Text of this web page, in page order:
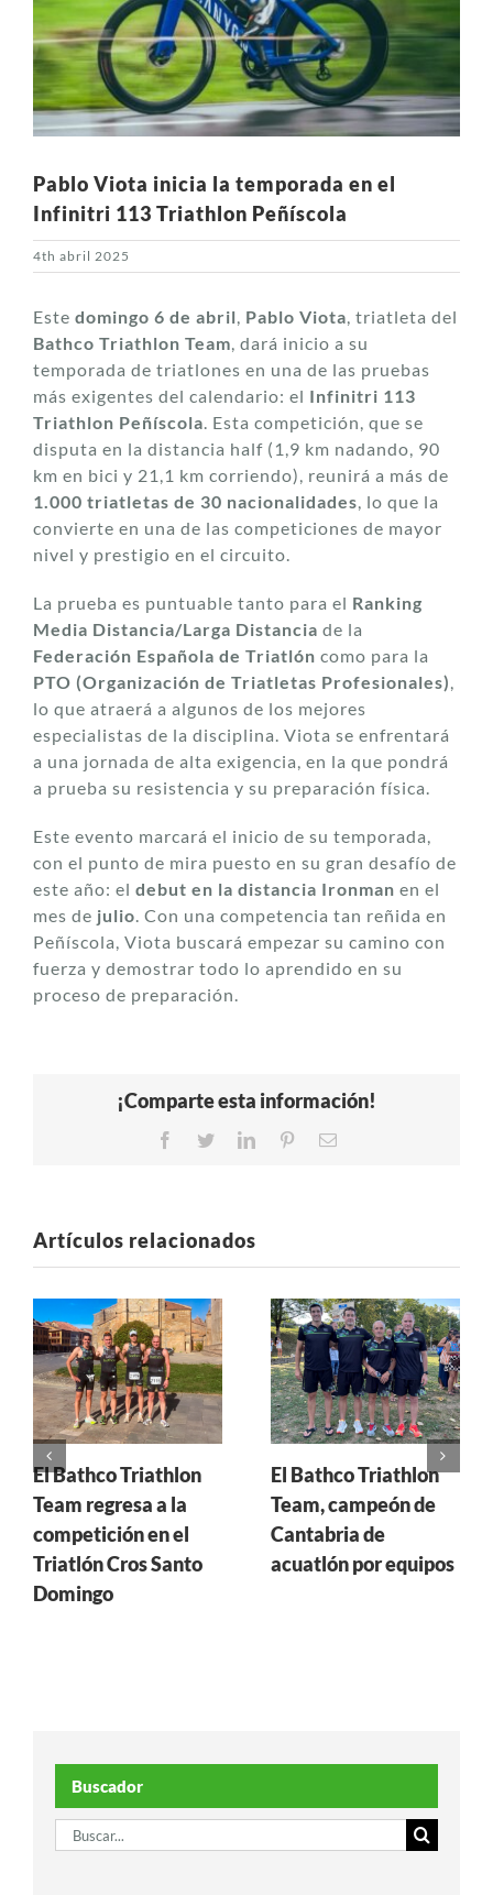
Pablo Viota inicia la temporada en el
Infinitri 113 Triathlon Peñíscola
4th abril 2025
Este domingo 6 de abril, Pablo Viota, triatleta del
Bathco Triathlon Team, dará inicio a su
temporada de triatlones en una de las pruebas
más exigentes del calendario: el Infinitri 113
Triathlon Peñíscola. Esta competición, que se
disputa en la distancia half (1,9 km nadando, 90
km en bici y 21,1 km corriendo), reunirá a más de
1.000 triatletas de 30 nacionalidades, lo que la
convierte en una de las competiciones de mayor
nivel y prestigio en el circuito.
La prueba es puntuable tanto para el Ranking
Media Distancia/Larga Distancia de la
Federación Española de Triatlón como para la
PTO (Organización de Triatletas Profesionales),
lo que atraerá a algunos de los mejores
especialistas de la disciplina. Viota se enfrentará
a una jornada de alta exigencia, en la que pondrá
a prueba su resistencia y su preparación física.
Este evento marcará el inicio de su temporada,
con el punto de mira puesto en su gran desafío de
este año: el debut en la distancia Ironman en el
mes de julio. Con una competencia tan reñida en
Peñíscola, Viota buscará empezar su camino con
fuerza y demostrar todo lo aprendido en su
proceso de preparación.
¡Comparte esta información!
Facebook
TwitterLinkedInPinterestCorreo
Artículos relacionados
El Bathco Triathlon
Team regresa a la
competición en el
Triatlón Cros Santo
Domingo
El Bathco Triathlon
Team, campeón de
Cantabria de
acuatlón por equipos
Buscador
Buscar: